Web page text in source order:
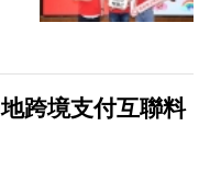
跨境支付互聯料